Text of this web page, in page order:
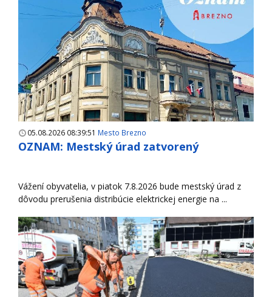
05.08.2026 08:39:51 Mesto Brezno
OZNAM: Mestský úrad zatvorený
Vážení obyvatelia, v piatok 7.8.2026 bude mestský úrad z
dôvodu prerušenia distribúcie elektrickej energie na ...